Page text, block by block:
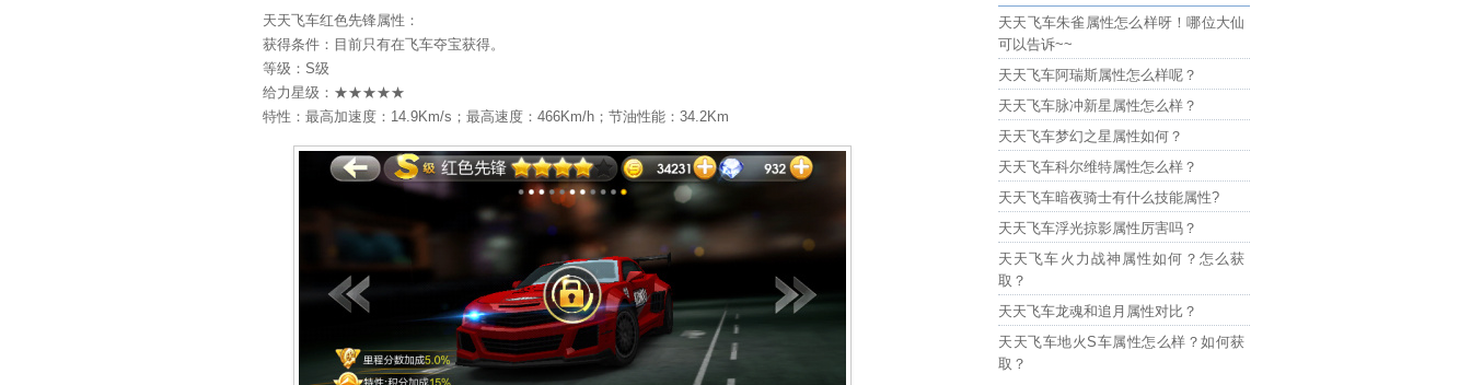
天天飞车红色先锋属性：
获得条件：目前只有在飞车夺宝获得。
等级：S级
给力星级：★★★★★
特性：最高加速度：14.9Km/s；最高速度：466Km/h；节油性能：34.2Km
天天飞车朱雀属性怎么样呀！哪位大仙
可以告诉~~
天天飞车阿瑞斯属性怎么样呢？
天天飞车脉冲新星属性怎么样？
天天飞车梦幻之星属性如何？
天天飞车科尔维特属性怎么样？
天天飞车暗夜骑士有什么技能属性?
天天飞车浮光掠影属性厉害吗？
天天飞车火力战神属性如何？怎么获
取？
天天飞车龙魂和追月属性对比？
天天飞车地火S车属性怎么样？如何获
取？